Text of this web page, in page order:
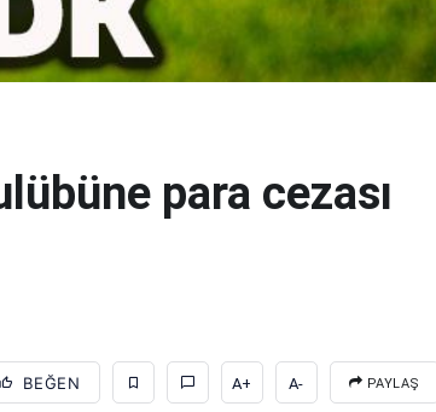
para cezası
BEĞEN A+ A- PAYLAŞ